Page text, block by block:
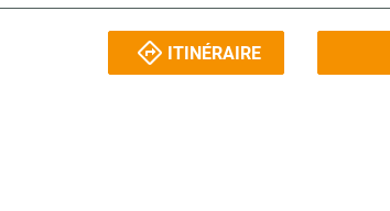
ITINÉRAIRE